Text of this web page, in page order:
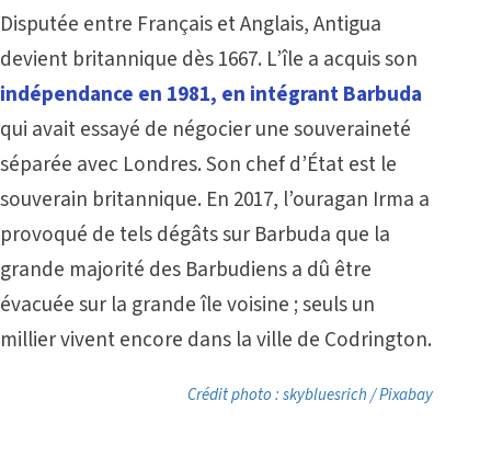
Disputée entre Français et Anglais, Antigua
devient britannique dès 1667. L’île a acquis son
indépendance en 1981, en intégrant Barbuda
qui avait essayé de négocier une souveraineté
séparée avec Londres. Son chef d’État est le
souverain britannique. En 2017, l’ouragan Irma a
provoqué de tels dégâts sur Barbuda que la
grande majorité des Barbudiens a dû être
évacuée sur la grande île voisine ; seuls un
millier vivent encore dans la ville de Codrington.
Crédit photo : skybluesrich / Pixabay